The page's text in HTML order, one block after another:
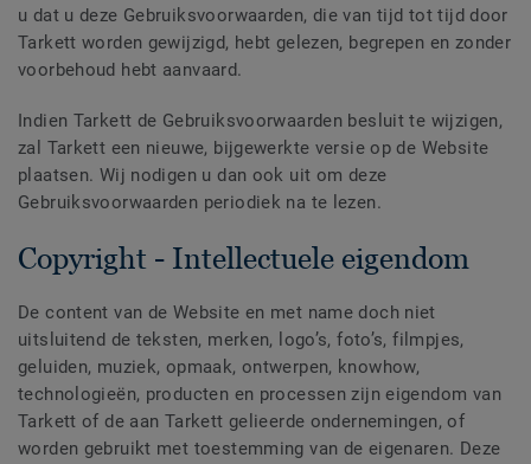
u dat u deze Gebruiksvoorwaarden, die van tijd tot tijd door
Tarkett worden gewijzigd, hebt gelezen, begrepen en zonder
voorbehoud hebt aanvaard.
Indien Tarkett de Gebruiksvoorwaarden besluit te wijzigen,
zal Tarkett een nieuwe, bijgewerkte versie op de Website
plaatsen. Wij nodigen u dan ook uit om deze
Gebruiksvoorwaarden periodiek na te lezen.
Copyright - Intellectuele eigendom
De content van de Website en met name doch niet
uitsluitend de teksten, merken, logo’s, foto’s, filmpjes,
geluiden, muziek, opmaak, ontwerpen, knowhow,
technologieën, producten en processen zijn eigendom van
Tarkett of de aan Tarkett gelieerde ondernemingen, of
worden gebruikt met toestemming van de eigenaren. Deze